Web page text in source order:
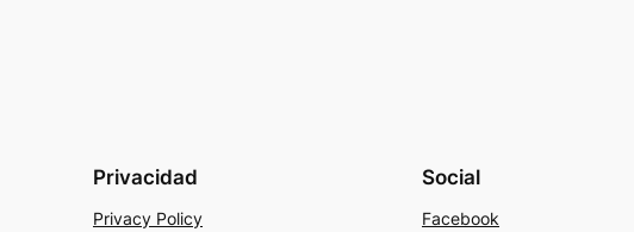
Privacidad
Privacy Policy
Social
Facebook